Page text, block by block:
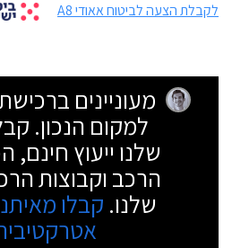
לקבלת הצעה לביטוח אאודי A8
מעוניינים
למקום הנכון.
שלנו ייעוץ חינם,
הרכב וקבוצות
שלנו. קבלו